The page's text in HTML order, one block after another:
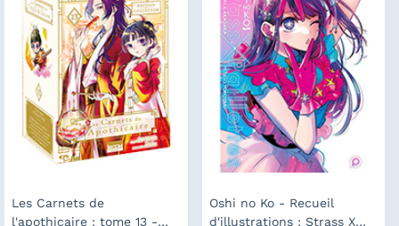
Les Carnets de
l'apothicaire : tome 13 -
Oshi no Ko - Recueil
d'illustrations : Strass X